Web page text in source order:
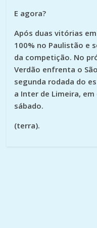
E agora?
Após duas vitórias
100% no Paulistão e
da competição. No
Verdão enfrenta o
segunda rodada do
a Inter de Limeira,
sábado.
(terra).